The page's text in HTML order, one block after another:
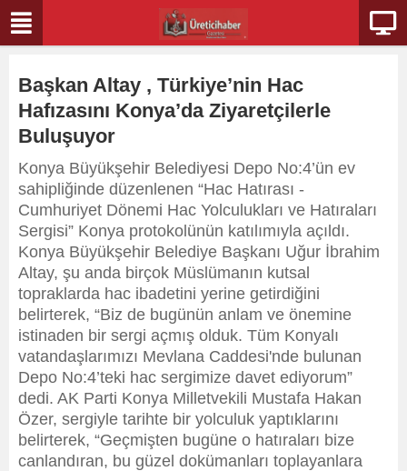
Başkan Altay , Türkiye’nin Hac
Hafızasını Konya’da Ziyaretçilerle
Buluşuyor
Konya Büyükşehir Belediyesi Depo No:4’ün ev
sahipliğinde düzenlenen “Hac Hatırası -
Cumhuriyet Dönemi Hac Yolculukları ve Hatıraları
Sergisi” Konya protokolünün katılımıyla açıldı.
Konya Büyükşehir Belediye Başkanı Uğur İbrahim
Altay, şu anda birçok Müslümanın kutsal
topraklarda hac ibadetini yerine getirdiğini
belirterek, “Biz de bugünün anlam ve önemine
istinaden bir sergi açmış olduk. Tüm Konyalı
vatandaşlarımızı Mevlana Caddesi'nde bulunan
Depo No:4’teki hac sergimize davet ediyorum”
dedi. AK Parti Konya Milletvekili Mustafa Hakan
Özer, sergiyle tarihte bir yolculuk yaptıklarını
belirterek, “Geçmişten bugüne o hatıraları bize
canlandıran, bu güzel dokümanları toplayanlara